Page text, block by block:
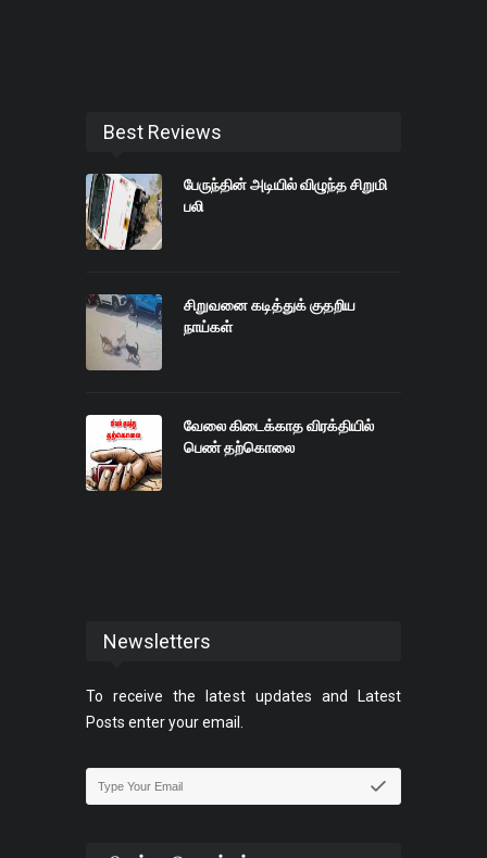
Best Reviews
பேருந்தின் அடியில் விழுந்த சிறுமி
பலி
சிறுவனை கடித்துக் குதறிய
நாய்கள்
வேலை கிடைக்காத விரக்தியில்
பெண் தற்கொலை
Newsletters
To receive the latest updates and Latest
Posts enter your email.